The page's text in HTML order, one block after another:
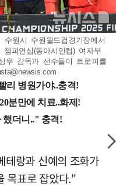
원시 수원월드컵경기장에서
피언십(동아시안컵) 여자부
우 감독과 선수들이 트로피를
랑과 신예의 조화가
목표로 잡았다."